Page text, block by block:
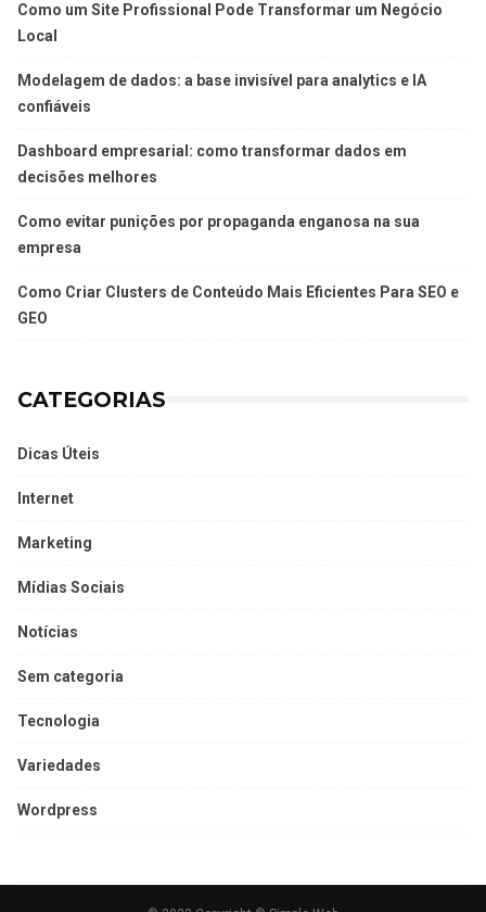
Como um Site Profissional Pode Transformar um Negócio
Local
Modelagem de dados: a base invisível para analytics e IA
confiáveis
Dashboard empresarial: como transformar dados em
decisões melhores
Como evitar punições por propaganda enganosa na sua
empresa
Como Criar Clusters de Conteúdo Mais Eficientes Para SEO e
GEO
CATEGORIAS
Dicas Úteis
Internet
Marketing
Mídias Sociais
Notícias
Sem categoria
Tecnologia
Variedades
Wordpress